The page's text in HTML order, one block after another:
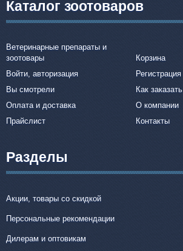
Каталог зоотоваров
Ветеринарные препараты и
зоотовары
Корзина
Войти, авторизация
Регистрация
Вы смотрели
Как заказать
Оплата и доставка
О компании
Прайслист
Контакты
Разделы
Акции, товары со скидкой
Персональные рекомендации
Дилерам и оптовикам